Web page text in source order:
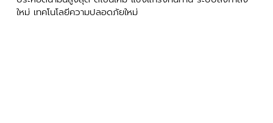
ใหม่ เทคโนโลยีความปลอดภัยใหม่